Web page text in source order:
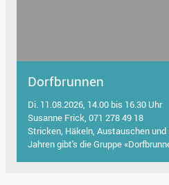
Dorfbrunnen
Di. 11.08.2026, 14.00 bis 16.30 Uhr
Susanne Frick, 071 278 49 18
Stricken, Häkeln, Austauschen
Jahren gibt's die Gruppe